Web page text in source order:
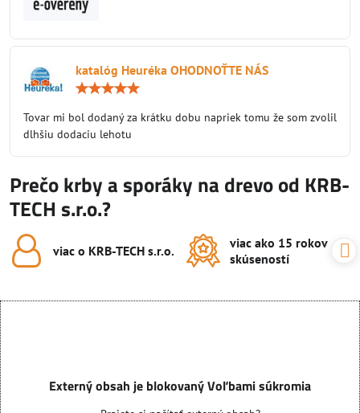
katalóg Heuréka OHODNOŤTE NÁS
5
Tovar mi bol dodaný za krátku dobu napriek tomu že som zvolil
dlhšiu dodaciu lehotu
Prečo krby a sporáky na drevo od KRB-
TECH s.r.o.?
viac o KRB-TECH s​.r​.o​.
viac ako 15 rokov
skúseností
Externý obsah je blokovaný Voľbami súkromia